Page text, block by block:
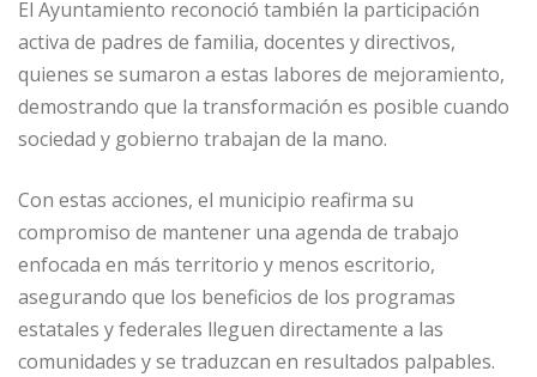
El Ayuntamiento reconoció también la participación
activa de padres de familia, docentes y directivos,
quienes se sumaron a estas labores de mejoramiento,
demostrando que la transformación es posible cuando
sociedad y gobierno trabajan de la mano.
Con estas acciones, el municipio reafirma su
compromiso de mantener una agenda de trabajo
enfocada en más territorio y menos escritorio,
asegurando que los beneficios de los programas
estatales y federales lleguen directamente a las
comunidades y se traduzcan en resultados palpables.